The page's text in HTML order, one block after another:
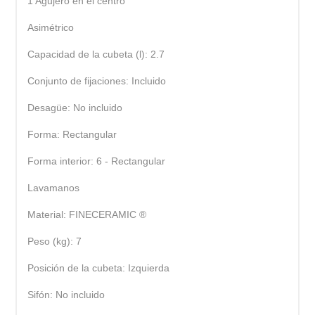
Asimétrico
Capacidad de la cubeta (l): 2.7
Conjunto de fijaciones: Incluido
Desagüe: No incluido
Forma: Rectangular
Forma interior: 6 - Rectangular
Lavamanos
Material: FINECERAMIC ®
Peso (kg): 7
Posición de la cubeta: Izquierda
Sifón: No incluido